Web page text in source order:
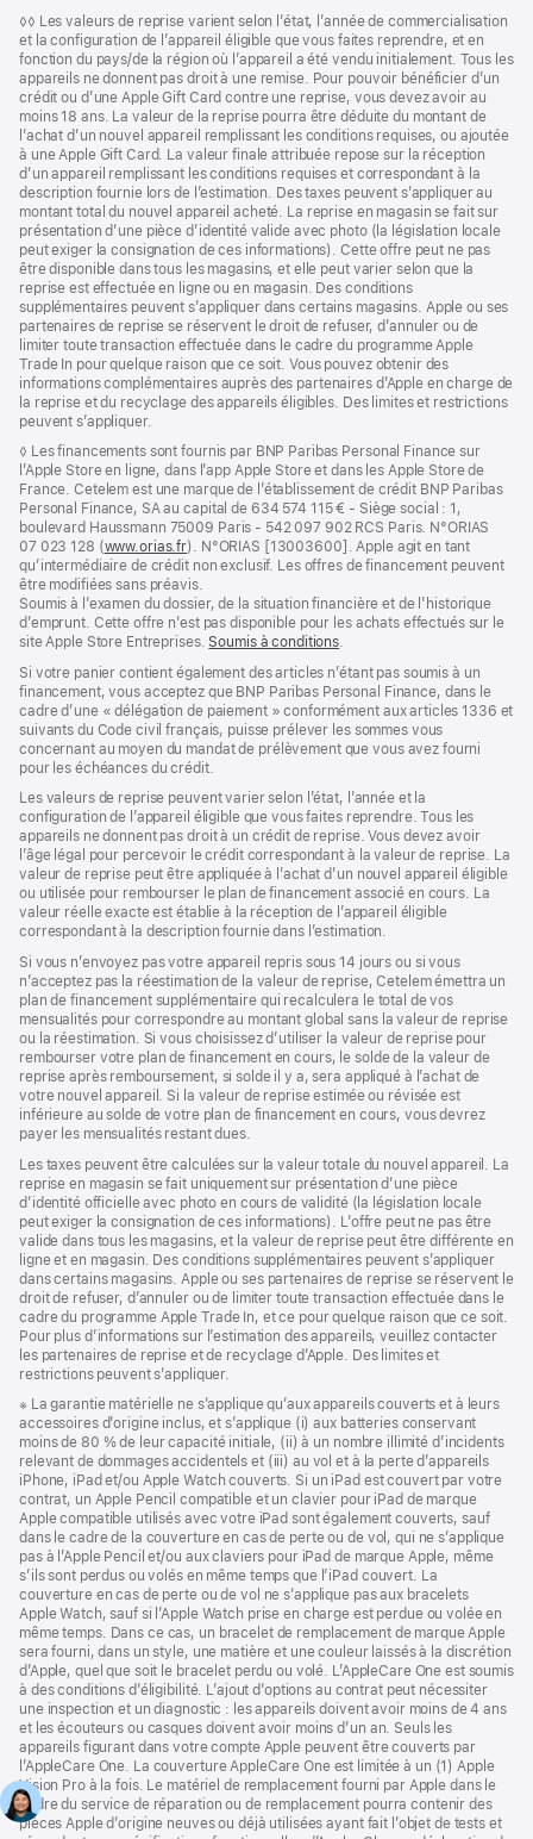
une
Note
de
bas
de
page
◊◊ Les valeurs de reprise varient selon l’état, l’année de commercialisation
et la configuration de l’appareil éligible que vous faites reprendre, et en
fonction du pays/de la région où l’appareil a été vendu initialement. Tous les
appareils ne donnent pas droit à une remise. Pour pouvoir bénéficier d’un
crédit ou d’une Apple Gift Card contre une reprise, vous devez avoir au
moins 18 ans. La valeur de la reprise pourra être déduite du montant de
l’achat d’un nouvel appareil remplissant les conditions requises, ou ajoutée
à une Apple Gift Card. La valeur finale attribuée repose sur la réception
d’un appareil remplissant les conditions requises et correspondant à la
description fournie lors de l’estimation. Des taxes peuvent s’appliquer au
montant total du nouvel appareil acheté. La reprise en magasin se fait sur
présentation d’une pièce d’identité valide avec photo (la législation locale
peut exiger la consignation de ces informations). Cette offre peut ne pas
être disponible dans tous les magasins, et elle peut varier selon que la
reprise est effectuée en ligne ou en magasin. Des conditions
supplémentaires peuvent s’appliquer dans certains magasins. Apple ou ses
partenaires de reprise se réservent le droit de refuser, d’annuler ou de
limiter toute transaction effectuée dans le cadre du programme Apple
Trade In pour quelque raison que ce soit. Vous pouvez obtenir des
informations complémentaires auprès des partenaires d’Apple en charge de
la reprise et du recyclage des appareils éligibles. Des limites et restrictions
peuvent s’appliquer.
Note
de
bas
de
page
◊ Les financements sont fournis par BNP Paribas Personal Finance sur
l’Apple Store en ligne, dans l’app Apple Store et dans les Apple Store de
France. Cetelem est une marque de l’établissement de crédit BNP Paribas
Personal Finance, SA au capital de 634 574 115 € - Siège social : 1,
boulevard Haussmann 75009 Paris - 542 097 902 RCS Paris. N°ORIAS
07 023 128 (www.orias.fr(s’ouvre
dans
une
nouvelle
fenêtre)
). N°ORIAS [13003600]. Apple agit en tant
qu’intermédiaire de crédit non exclusif. Les offres de financement peuvent
être modifiées sans préavis.
Soumis à l’examen du dossier, de la situation financière et de l’historique
d’emprunt. Cette offre n’est pas disponible pour les achats effectués sur le
site Apple Store Entreprises. Soumis à conditions(s’ouvre
une
nouvelle
fenêtre)
.
Si votre panier contient également des articles n’étant pas soumis à un
financement, vous acceptez que BNP Paribas Personal Finance, dans le
cadre d’une « délégation de paiement » conformément aux articles 1336 et
suivants du Code civil français, puisse prélever les sommes vous
concernant au moyen du mandat de prélèvement que vous avez fourni
pour les échéances du crédit.
Les valeurs de reprise peuvent varier selon l’état, l’année et la
configuration de l’appareil éligible que vous faites reprendre. Tous les
appareils ne donnent pas droit à un crédit de reprise. Vous devez avoir
l’âge légal pour percevoir le crédit correspondant à la valeur de reprise. La
valeur de reprise peut être appliquée à l’achat d’un nouvel appareil éligible
ou utilisée pour rembourser le plan de financement associé en cours. La
valeur réelle exacte est établie à la réception de l’appareil éligible
correspondant à la description fournie dans l’estimation.
Si vous n’envoyez pas votre appareil repris sous 14 jours ou si vous
n’acceptez pas la réestimation de la valeur de reprise, Cetelem émettra un
plan de financement supplémentaire qui recalculera le total de vos
mensualités pour correspondre au montant global sans la valeur de reprise
ou la réestimation. Si vous choisissez d’utiliser la valeur de reprise pour
rembourser votre plan de financement en cours, le solde de la valeur de
reprise après remboursement, si solde il y a, sera appliqué à l’achat de
votre nouvel appareil. Si la valeur de reprise estimée ou révisée est
inférieure au solde de votre plan de financement en cours, vous devrez
payer les mensualités restant dues.
Les taxes peuvent être calculées sur la valeur totale du nouvel appareil. La
reprise en magasin se fait uniquement sur présentation d’une pièce
d’identité officielle avec photo en cours de validité (la législation locale
peut exiger la consignation de ces informations). L’offre peut ne pas être
valide dans tous les magasins, et la valeur de reprise peut être différente en
ligne et en magasin. Des conditions supplémentaires peuvent s’appliquer
dans certains magasins. Apple ou ses partenaires de reprise se réservent le
droit de refuser, d’annuler ou de limiter toute transaction effectuée dans le
cadre du programme Apple Trade In, et ce pour quelque raison que ce soit.
Pour plus d’informations sur l’estimation des appareils, veuillez contacter
les partenaires de reprise et de recyclage d’Apple. Des limites et
restrictions peuvent s’appliquer.
Note
de
bas
de
page
※ La garantie matérielle ne s’applique qu’aux appareils couverts et à leurs
accessoires d’origine inclus, et s’applique (i) aux batteries conservant
moins de 80 % de leur capacité initiale, (ii) à un nombre illimité d’incidents
relevant de dommages accidentels et (iii) au vol et à la perte d’appareils
iPhone, iPad et/ou Apple Watch couverts. Si un iPad est couvert par votre
contrat, un Apple Pencil compatible et un clavier pour iPad de marque
Apple compatible utilisés avec votre iPad sont également couverts, sauf
dans le cadre de la couverture en cas de perte ou de vol, qui ne s’applique
pas à l’Apple Pencil et/ou aux claviers pour iPad de marque Apple, même
s’ils sont perdus ou volés en même temps que l’iPad couvert. La
couverture en cas de perte ou de vol ne s’applique pas aux bracelets
Apple Watch, sauf si l’Apple Watch prise en charge est perdue ou volée en
même temps. Dans ce cas, un bracelet de remplacement de marque Apple
sera fourni, dans un style, une matière et une couleur laissés à la discrétion
d’Apple, quel que soit le bracelet perdu ou volé. L’AppleCare One est soumis
à des conditions d’éligibilité. L’ajout d’options au contrat peut nécessiter
une inspection et un diagnostic : les appareils doivent avoir moins de 4 ans
et les écouteurs ou casques doivent avoir moins d’un an. Seuls les
appareils figurant dans votre compte Apple peuvent être couverts par
l’AppleCare One. La couverture AppleCare One est limitée à un (1) Apple
Vision Pro à la fois. Le matériel de remplacement fourni par Apple dans le
cadre du service de réparation ou de remplacement pourra contenir des
pièces Apple d’origine neuves ou déjà utilisées ayant fait l’objet de tests et